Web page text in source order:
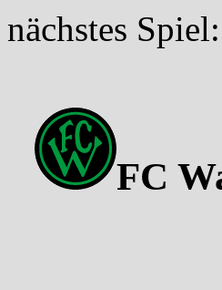
nächstes Spiel:
FC